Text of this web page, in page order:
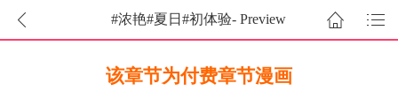
该章节为付费章节漫画
#浓艳#夏日#初体验- Preview